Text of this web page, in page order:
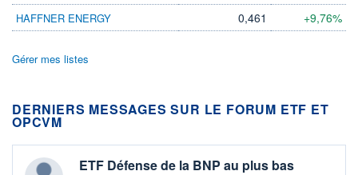
HAFFNER ENERGY 0,461 +9,76%
Gérer mes listes
DERNIERS MESSAGES SUR LE FORUM ETF ET
OPCVM
ETF Défense de la BNP au plus bas